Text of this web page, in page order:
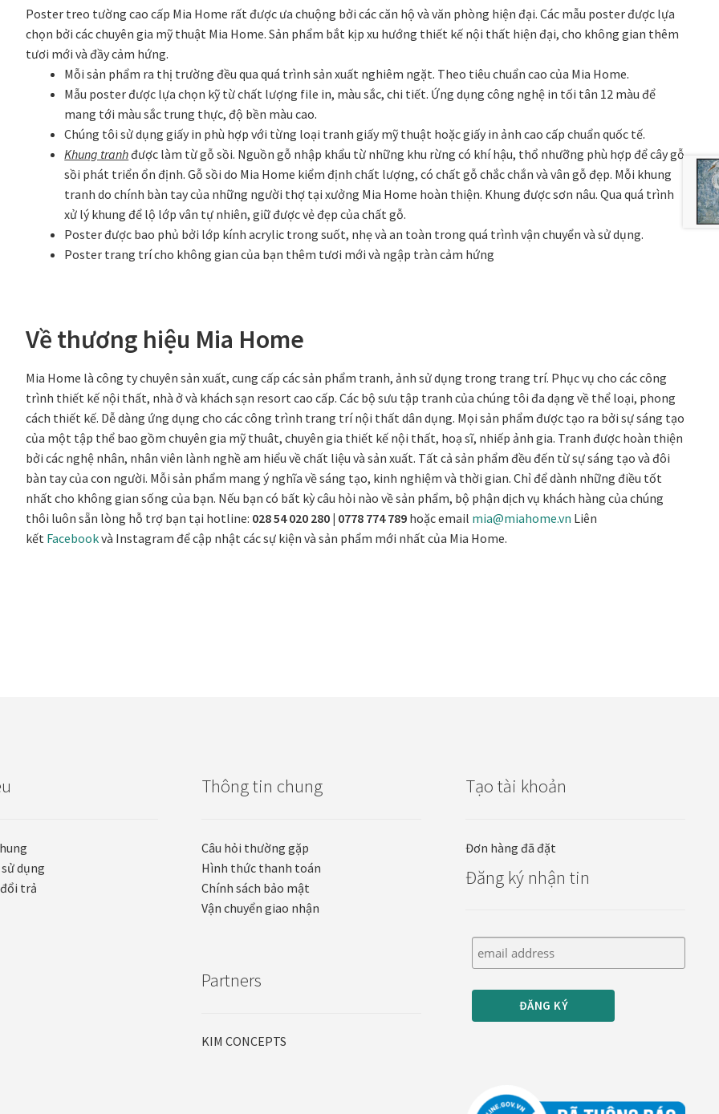
Poster treo tường cao cấp Mia Home rất được ưa chuộng bởi các căn hộ và văn phòng hiện đại. Các mẫu poster được lựa
chọn bởi các chuyên gia mỹ thuật Mia Home. Sản phẩm bắt kịp xu hướng thiết kế nội thất hiện đại, cho không gian thêm
tươi mới và đầy cảm hứng.
Mỗi sản phẩm ra thị trường đều qua quá trình sản xuất nghiêm ngặt. Theo tiêu chuẩn cao của Mia Home.
Mẫu poster được lựa chọn kỹ từ chất lượng file in, màu sắc, chi tiết. Ứng dụng công nghệ in tối tân 12 màu để
mang tới màu sắc trung thực, độ bền màu cao.
Chúng tôi sử dụng giấy in phù hợp với từng loại tranh giấy mỹ thuật hoặc giấy in ảnh cao cấp chuẩn quốc tế.
Khung tranhđược làm từ gỗ sồi. Nguồn gỗ nhập khẩu từ những khu rừng có khí hậu, thổ nhưỡng phù hợp để cây gỗ
sồi phát triển ổn định. Gỗ sồi do Mia Home kiểm định chất lượng, có chất gỗ chắc chắn và vân gỗ đẹp. Mỗi khung
tranh do chính bàn tay của những người thợ tại xưởng Mia Home hoàn thiện. Khung được sơn nâu. Qua quá trình
xử lý khung để lộ lớp vân tự nhiên, giữ được vẻ đẹp của chất gỗ.
Poster được bao phủ bởi lớp kính acrylic trong suốt, nhẹ và an toàn trong quá trình vận chuyển và sử dụng.
Poster trang trí cho không gian của bạn thêm tươi mới và ngập tràn cảm hứng
Về thương hiệu Mia Home
Mia Home là công ty chuyên sản xuất, cung cấp các sản phẩm tranh, ảnh sử dụng trong trang trí. Phục vụ cho các công
trình thiết kế nội thất, nhà ở và khách sạn resort cao cấp. Các bộ sưu tập tranh của chúng tôi đa dạng về thể loại, phong
cách thiết kế. Dễ dàng ứng dụng cho các công trình trang trí nội thất dân dụng. Mọi sản phẩm được tạo ra bởi sự sáng tạo
của một tập thể bao gồm chuyên gia mỹ thuât, chuyên gia thiết kế nội thất, hoạ sĩ, nhiếp ảnh gia. Tranh được hoàn thiện
bởi các nghệ nhân, nhân viên lành nghề am hiểu về chất liệu và sản xuất. Tất cả sản phẩm đều đến từ sự sáng tạo và đôi
bàn tay của con người. Mỗi sản phẩm mang ý nghĩa về sáng tạo, kinh nghiệm và thời gian. Chỉ để dành những điều tốt
nhất cho không gian sống của bạn. Nếu bạn có bất kỳ câu hỏi nào về sản phẩm, bộ phận dịch vụ khách hàng của chúng
thôi luôn sẵn lòng hỗ trợ bạn tại hotline: 028 54 020 280 | 0778 774 789 hoặc email mia@miahome.vn Liên
kết Facebookvà Instagram để cập nhật các sự kiện và sản phẩm mới nhất của Mia Home.
dụng
trả
Thông tin chung
Câu hỏi thường gặp
Hình thức thanh toán
Chính sách bảo mật
Vận chuyển giao nhận
Partners
KIM CONCEPTS
Tạo tài khoản
Đơn hàng đã đặt
Đăng ký nhận tin